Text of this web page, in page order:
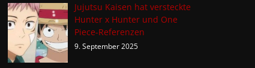
Jujutsu Kaisen hat versteckte
Hunter x Hunter und One
Piece-Referenzen
9. September 2025